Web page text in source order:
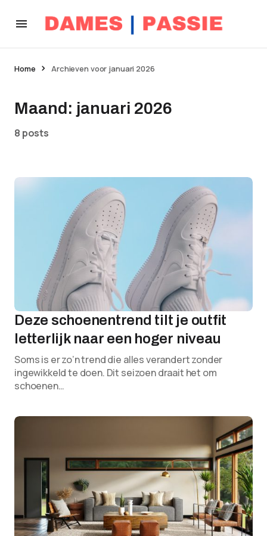
Home Archieven voor januari 2026
Maand: januari 2026
8 posts
Deze schoenentrend tilt je outfit
letterlijk naar een hoger niveau
Soms is er zo’n trend die alles verandert zonder
ingewikkeld te doen. Dit seizoen draait het om
schoenen…